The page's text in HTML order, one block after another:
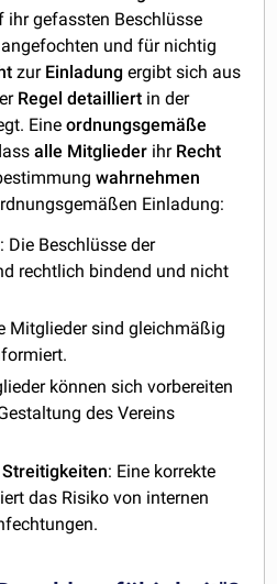
ihr gefassten Beschlüsse
und für nichtig
zur Einladung ergibt sich aus
Regel detailliert in der
Eineordnungsgemäße
alle Mitglieder ihr Recht
wahrnehmen
Einladung:
: Die Beschlüsse der
rechtlich bindend und nicht
Mitglieder sind gleichmäßig
können sich vorbereiten
des Vereins
Streitigkeiten: Eine korrekte
das Risiko von internen